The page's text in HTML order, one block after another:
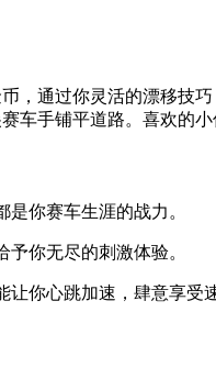
，通过你灵活的漂移技
车手铺平道路。喜欢的小
你赛车生涯的战力。
你无尽的刺激体验。
你心跳加速，肆意享受